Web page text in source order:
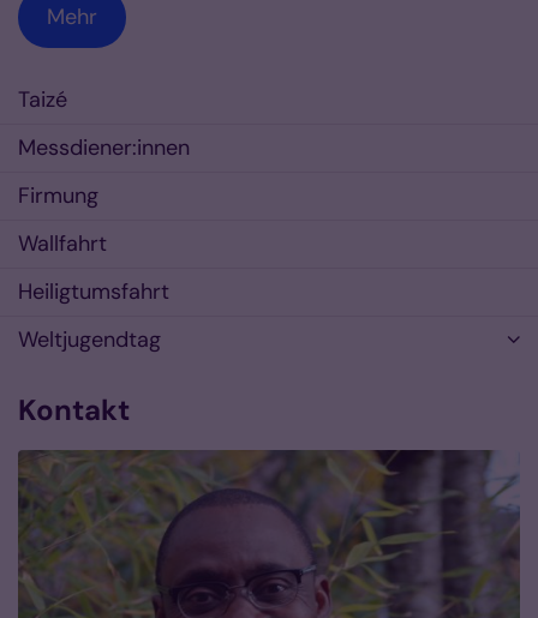
Mehr
Taizé
Messdiener:innen
Firmung
Wallfahrt
Heiligtumsfahrt
Weltjugendtag
Kontakt